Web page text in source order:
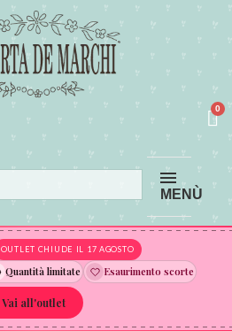
MENÙ
OUTLET CHIUDE IL 17 AGOSTO
Quantità limitate Esaurimento scorte
Vai all'outlet